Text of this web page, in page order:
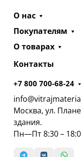
О нас
Покупателям
О товарах
Контакты
+7 800 700-68-24
Москва, ул.
здания.
Пн—Пт 8:30 –